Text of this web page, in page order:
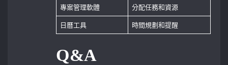
專案管理軟體
分配任務和資源
日曆工具
時間規劃和提醒
Q&A